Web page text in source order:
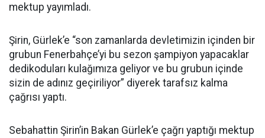
mektup yayımladı.
Şirin, Gürlek’e “son zamanlarda devletimizin içinden bir
grubun Fenerbahçe’yi bu sezon şampiyon yapacaklar
dedikoduları kulağımıza geliyor ve bu grubun içinde
sizin de adınız geçiriliyor” diyerek tarafsız kalma
çağrısı yaptı.
Sebahattin Şirin’in Bakan Gürlek’e çağrı yaptığı mektup